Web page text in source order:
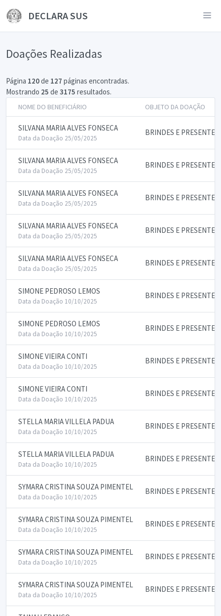
DECLARA SUS
Doações Realizadas
Página 120de 127 páginas encontradas.
Mostrando 25 de 3175 resultados.
NOME DO BENEFICIÁRIO OBJETO DA DOAÇÃO
SILVANA MARIA ALVES FONSECA
Data da Doação 25/05/2025
BRINDES E PRESENTES
SILVANA MARIA ALVES FONSECA
Data da Doação 25/05/2025
BRINDES E PRESENTES
SILVANA MARIA ALVES FONSECA
Data da Doação 25/05/2025
BRINDES E PRESENTES
SILVANA MARIA ALVES FONSECA
Data da Doação 25/05/2025
BRINDES E PRESENTES
SILVANA MARIA ALVES FONSECA
Data da Doação 25/05/2025
BRINDES E PRESENTES
SIMONE PEDROSO LEMOS
Data da Doação 10/10/2025
BRINDES E PRESENTES
SIMONE PEDROSO LEMOS
Data da Doação 10/10/2025
BRINDES E PRESENTES
SIMONE VIEIRA CONTI
Data da Doação 10/10/2025
BRINDES E PRESENTES
SIMONE VIEIRA CONTI
Data da Doação 10/10/2025
BRINDES E PRESENTES
STELLA MARIA VILLELA PADUA
Data da Doação 10/10/2025
BRINDES E PRESENTES
STELLA MARIA VILLELA PADUA
Data da Doação 10/10/2025
BRINDES E PRESENTES
SYMARA CRISTINA SOUZA PIMENTEL
Data da Doação 10/10/2025
BRINDES E PRESENTES
SYMARA CRISTINA SOUZA PIMENTEL
Data da Doação 10/10/2025
BRINDES E PRESENTES
SYMARA CRISTINA SOUZA PIMENTEL
Data da Doação 10/10/2025
BRINDES E PRESENTES
SYMARA CRISTINA SOUZA PIMENTEL
Data da Doação 10/10/2025
BRINDES E PRESENTES